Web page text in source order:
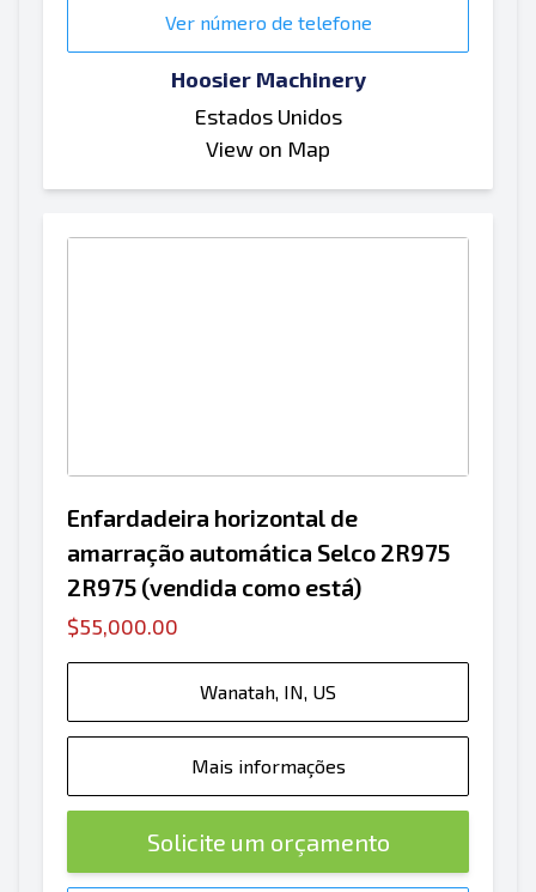
Ver número de telefone
Hoosier Machinery
Estados Unidos
View on Map
Enfardadeira horizontal de
amarração automática Selco 2R975
2R975 (vendida como está)
$55,000.00
Wanatah, IN, US
Mais informações
Solicite um orçamento